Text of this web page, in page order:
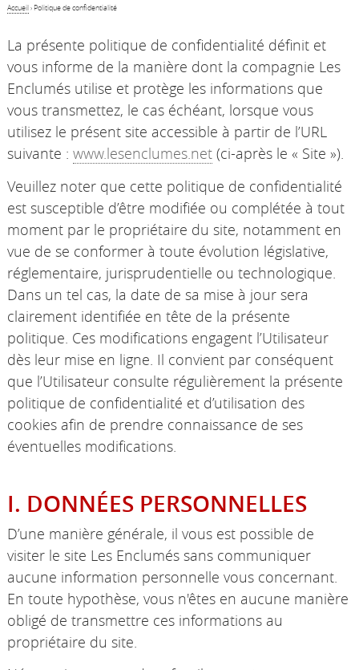
Accueil› Politique de confidentialité
La présente politique de confidentialité définit et
vous informe de la manière dont la compagnie Les
Enclumés utilise et protège les informations que
vous transmettez, le cas échéant, lorsque vous
utilisez le présent site accessible à partir de l’URL
suivante : www.lesenclumes.net (ci-après le « Site »).
Veuillez noter que cette politique de confidentialité
est susceptible d’être modifiée ou complétée à tout
moment par le propriétaire du site, notamment en
vue de se conformer à toute évolution législative,
réglementaire, jurisprudentielle ou technologique.
Dans un tel cas, la date de sa mise à jour sera
clairement identifiée en tête de la présente
politique. Ces modifications engagent l’Utilisateur
dès leur mise en ligne. Il convient par conséquent
que l’Utilisateur consulte régulièrement la présente
politique de confidentialité et d’utilisation des
cookies afin de prendre connaissance de ses
éventuelles modifications.
I. DONNÉES PERSONNELLES
D’une manière générale, il vous est possible de
visiter le site Les Enclumés sans communiquer
aucune information personnelle vous concernant.
En toute hypothèse, vous n'êtes en aucune manière
obligé de transmettre ces informations au
propriétaire du site.